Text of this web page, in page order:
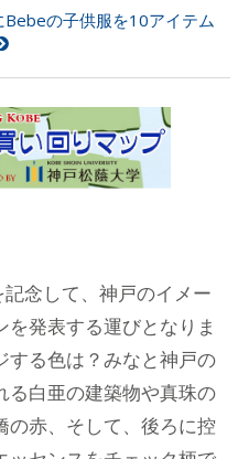
の子供服を10アイテム
念して、神戸のイメー
発表する運びとなりま
する色は？みなと神戸の
る白亜の建築物や真珠の
の赤、そして、後ろに控